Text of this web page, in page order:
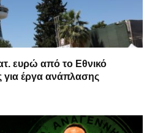
ευρώ από το Εθνικό
Πρόγραμμα Ανάπτυξης για έργα ανάπλασης